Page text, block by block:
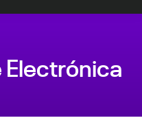
Electrónica